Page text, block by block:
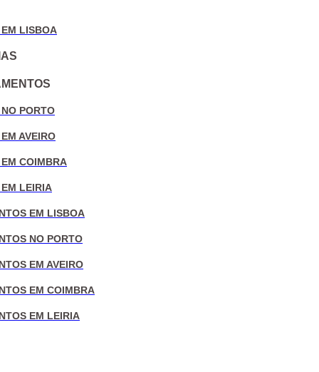
LISBOA
PORTO
AVEIRO
COIMBRA
LEIRIA
EM LISBOA
NO PORTO
EM AVEIRO
EM COIMBRA
EM LEIRIA